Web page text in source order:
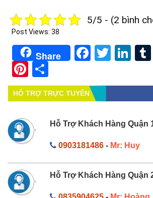
5/5 - (2 bình
Post Views: 38
Share
Pinterest
HỔ TRỢ TRỰC TUYẾN
Hỗ Trợ Khách Hàng Quận
0903181486- Mr: Huy
Hỗ Trợ Khách Hàng Quận